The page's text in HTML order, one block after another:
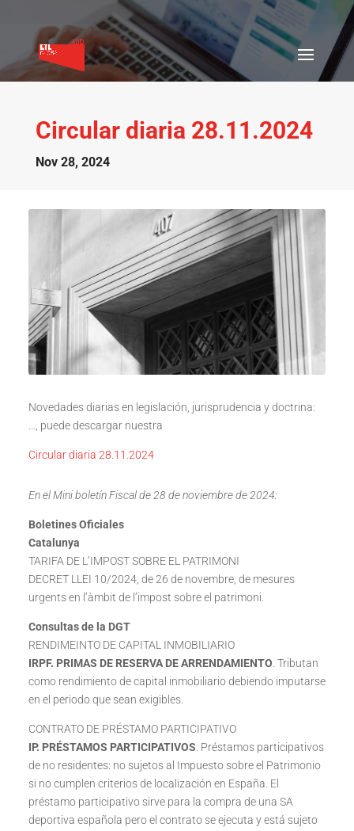
Circular diaria 28.11.2024
Nov 28, 2024
Novedades diarias en legislación, jurisprudencia y doctrina:
…, puede descargar nuestra
Circular diaria 28.11.2024
En el Mini boletín Fiscal de 28 de noviembre de 2024:
Boletines Oficiales
Catalunya
TARIFA DE L’IMPOST SOBRE EL PATRIMONI
DECRET LLEI 10/2024, de 26 de novembre, de mesures
urgents en l’àmbit de l’impost sobre el patrimoni.
Consultas de la DGT
RENDIMEINTO DE CAPITAL INMOBILIARIO
IRPF. PRIMAS DE RESERVA DE ARRENDAMIENTO . Tributan
como rendimiento de capital inmobiliario debiendo imputarse
en el periodo que sean exigibles.
CONTRATO DE PRÉSTAMO PARTICIPATIVO
IP. PRÉSTAMOS PARTICIPATIVOS . Préstamos participativos
de no residentes: no sujetos al Impuesto sobre el Patrimonio
si no cumplen criterios de localización en España. El
préstamo participativo sirve para la compra de una SA
deportiva española pero el contrato se ejecuta y está sujeto